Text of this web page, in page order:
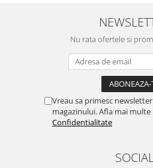
atras atentia ca nu era conectat
cablul de video de la camera
la
Nu rata ofertele si
Vreau sa primesc
magazinului. Afla mai multe
Confidentialitate